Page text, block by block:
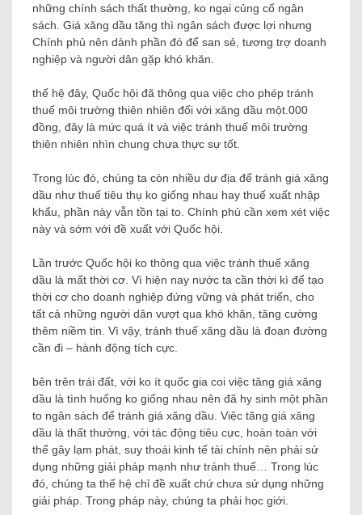
những chính sách thất thường, ko ngại củng cố ngân
sách. Giá xăng dầu tăng thì ngân sách được lợi nhưng
Chính phủ nên dành phần đó để san sẻ, tương trợ doanh
nghiệp và người dân gặp khó khăn.
thế hệ đây, Quốc hội đã thông qua việc cho phép tránh
thuế môi trường thiên nhiên đối với xăng dầu một.000
đồng, đây là mức quá ít và việc tránh thuế môi trường
thiên nhiên nhìn chung chưa thực sự tốt.
Trong lúc đó, chúng ta còn nhiều dư địa để tránh giá xăng
dầu như thuế tiêu thụ ko giống nhau hay thuế xuất nhập
khẩu, phần này vẫn tồn tại to. Chính phủ cần xem xét việc
này và sớm với đề xuất với Quốc hội.
Lần trước Quốc hội ko thông qua việc tránh thuế xăng
dầu là mất thời cơ. Vì hiện nay nước ta cần thời kì để tạo
thời cơ cho doanh nghiệp đứng vững và phát triển, cho
tất cả những người dân vượt qua khó khăn, tăng cường
thêm niềm tin. Vì vậy, tránh thuế xăng dầu là đoạn đường
cần đi – hành động tích cực.
bên trên trái đất, với ko ít quốc gia coi việc tăng giá xăng
dầu là tình huống ko giống nhau nên đã hy sinh một phần
to ngân sách để tránh giá xăng dầu. Việc tăng giá xăng
dầu là thất thường, với tác động tiêu cực, hoàn toàn với
thể gây lạm phát, suy thoái kinh tế tài chính nên phải sử
dụng những giải pháp mạnh như tránh thuế… Trong lúc
đó, chúng ta thế hệ chỉ đề xuất chứ chưa sử dụng những
giải pháp. Trong pháp này, chúng ta phải học giới.